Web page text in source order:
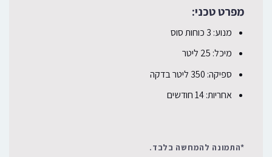
מפרט טכני:
מנוע: 3 כוחות סוס
מיכל: 25 ליטר
ספיקה: 350 ליטר בדקה
אחריות: 14 חודשים
*התמונה להמחשה בלבד.